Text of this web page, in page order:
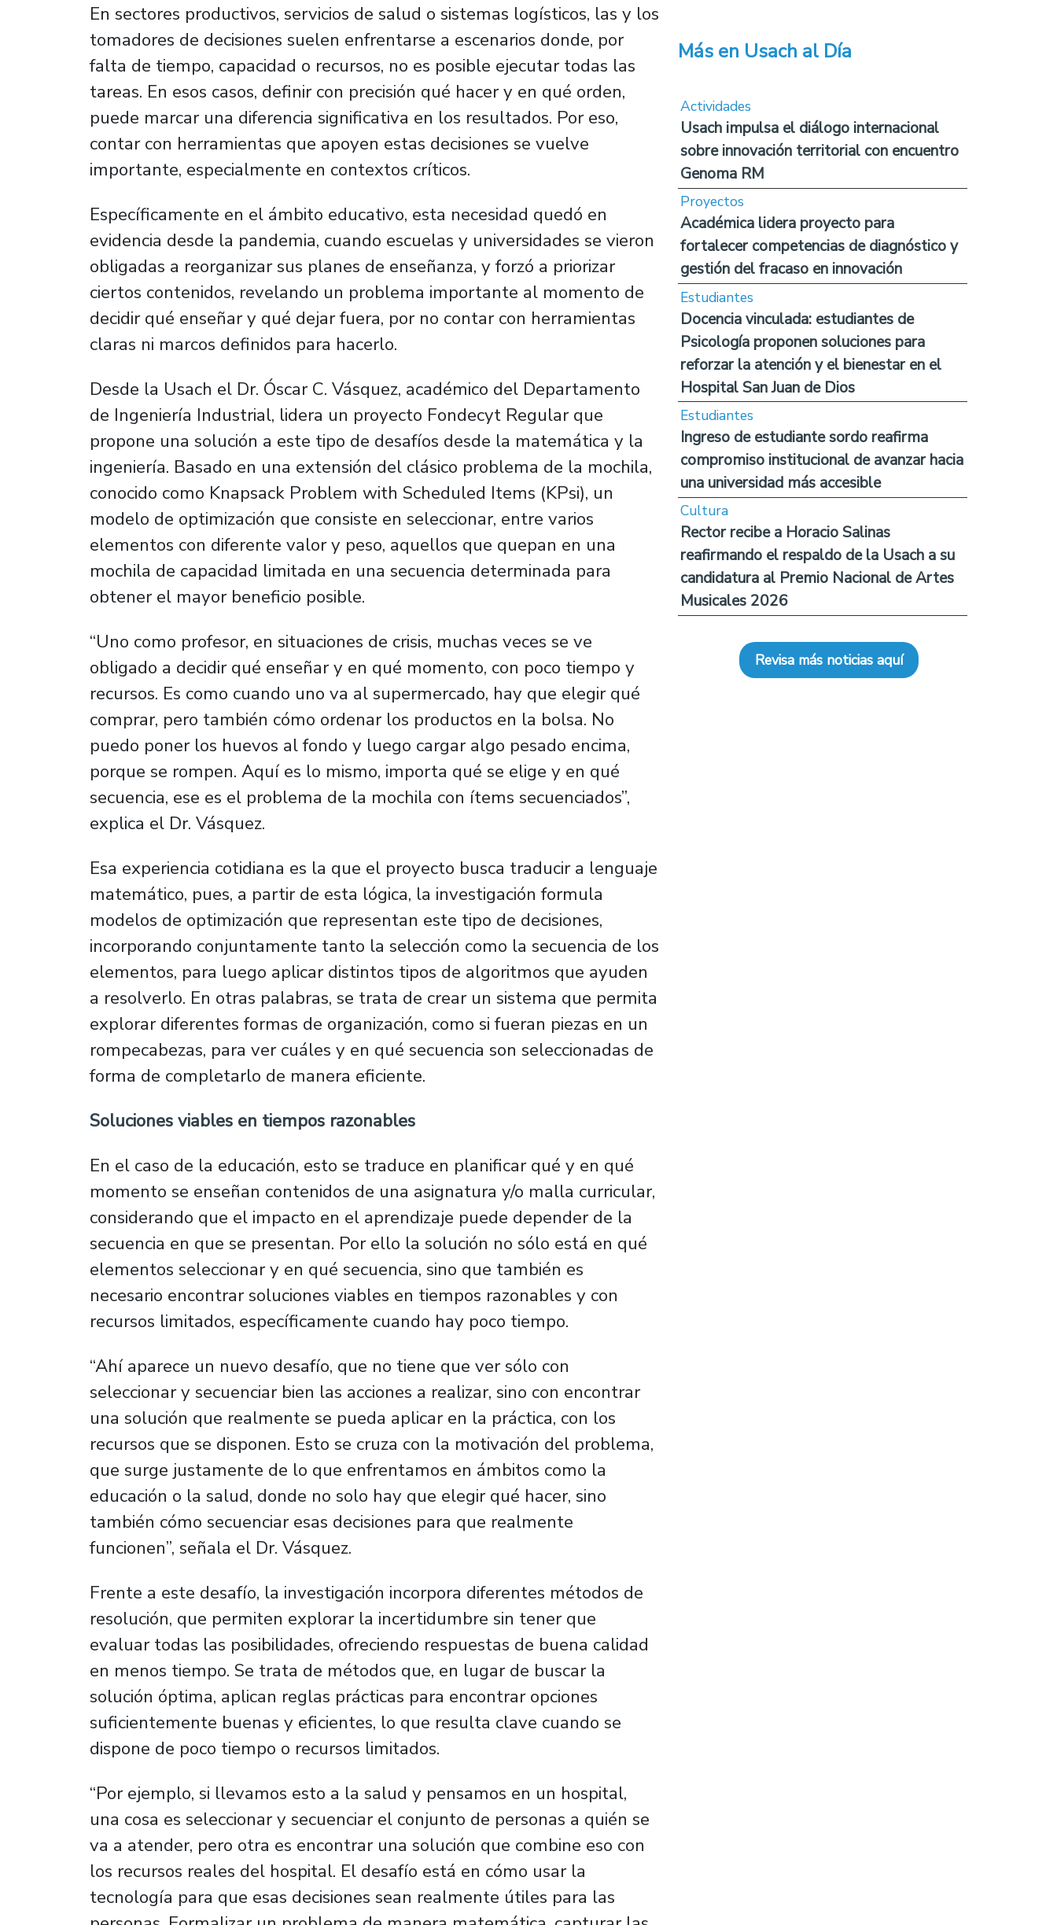
En sectores productivos, servicios de salud o sistemas logísticos, las y los
tomadores de decisiones suelen enfrentarse a escenarios donde, por
falta de tiempo, capacidad o recursos, no es posible ejecutar todas las
tareas. En esos casos, definir con precisión qué hacer y en qué orden,
puede marcar una diferencia significativa en los resultados. Por eso,
contar con herramientas que apoyen estas decisiones se vuelve
importante, especialmente en contextos críticos.
Específicamente en el ámbito educativo, esta necesidad quedó en
evidencia desde la pandemia, cuando escuelas y universidades se vieron
obligadas a reorganizar sus planes de enseñanza, y forzó a priorizar
ciertos contenidos, revelando un problema importante al momento de
decidir qué enseñar y qué dejar fuera, por no contar con herramientas
claras ni marcos definidos para hacerlo.
Desde la Usach el Dr. Óscar C. Vásquez, académico del Departamento
de Ingeniería Industrial, lidera un proyecto Fondecyt Regular que
propone una solución a este tipo de desafíos desde la matemática y la
ingeniería. Basado en una extensión del clásico problema de la mochila,
conocido como Knapsack Problem with Scheduled Items (KPsi), un
modelo de optimización que consiste en seleccionar, entre varios
elementos con diferente valor y peso, aquellos que quepan en una
mochila de capacidad limitada en una secuencia determinada para
obtener el mayor beneficio posible.
“Uno como profesor, en situaciones de crisis, muchas veces se ve
obligado a decidir qué enseñar y en qué momento, con poco tiempo y
recursos. Es como cuando uno va al supermercado, hay que elegir qué
comprar, pero también cómo ordenar los productos en la bolsa. No
puedo poner los huevos al fondo y luego cargar algo pesado encima,
porque se rompen. Aquí es lo mismo, importa qué se elige y en qué
secuencia, ese es el problema de la mochila con ítems secuenciados”,
explica el Dr. Vásquez.
Esa experiencia cotidiana es la que el proyecto busca traducir a lenguaje
matemático, pues, a partir de esta lógica, la investigación formula
modelos de optimización que representan este tipo de decisiones,
incorporando conjuntamente tanto la selección como la secuencia de los
elementos, para luego aplicar distintos tipos de algoritmos que ayuden
a resolverlo. En otras palabras, se trata de crear un sistema que permita
explorar diferentes formas de organización, como si fueran piezas en un
rompecabezas, para ver cuáles y en qué secuencia son seleccionadas de
forma de completarlo de manera eficiente.
Soluciones viables en tiempos razonables
En el caso de la educación, esto se traduce en planificar qué y en qué
momento se enseñan contenidos de una asignatura y/o malla curricular,
considerando que el impacto en el aprendizaje puede depender de la
secuencia en que se presentan. Por ello la solución no sólo está en qué
elementos seleccionar y en qué secuencia, sino que también es
necesario encontrar soluciones viables en tiempos razonables y con
recursos limitados, específicamente cuando hay poco tiempo.
“Ahí aparece un nuevo desafío, que no tiene que ver sólo con
seleccionar y secuenciar bien las acciones a realizar, sino con encontrar
una solución que realmente se pueda aplicar en la práctica, con los
recursos que se disponen. Esto se cruza con la motivación del problema,
que surge justamente de lo que enfrentamos en ámbitos como la
educación o la salud, donde no solo hay que elegir qué hacer, sino
también cómo secuenciar esas decisiones para que realmente
funcionen”, señala el Dr. Vásquez.
Frente a este desafío, la investigación incorpora diferentes métodos de
resolución, que permiten explorar la incertidumbre sin tener que
evaluar todas las posibilidades, ofreciendo respuestas de buena calidad
en menos tiempo. Se trata de métodos que, en lugar de buscar la
solución óptima, aplican reglas prácticas para encontrar opciones
suficientemente buenas y eficientes, lo que resulta clave cuando se
dispone de poco tiempo o recursos limitados.
“Por ejemplo, si llevamos esto a la salud y pensamos en un hospital,
una cosa es seleccionar y secuenciar el conjunto de personas a quién se
va a atender, pero otra es encontrar una solución que combine eso con
los recursos reales del hospital. El desafío está en cómo usar la
tecnología para que esas decisiones sean realmente útiles para las
Más en Usach al Día
Actividades
Usach impulsa el diálogo internacional
sobre innovación territorial con encuentro
Genoma RM
Proyectos
Académica lidera proyecto para
fortalecer competencias de diagnóstico y
gestión del fracaso en innovación
Estudiantes
Docencia vinculada: estudiantes de
Psicología proponen soluciones para
reforzar la atención y el bienestar en el
Hospital San Juan de Dios
Estudiantes
Ingreso de estudiante sordo reafirma
compromiso institucional de avanzar hacia
una universidad más accesible
Cultura
Rector recibe a Horacio Salinas
reafirmando el respaldo de la Usach a su
candidatura al Premio Nacional de Artes
Musicales 2026
Revisa más noticias aquí